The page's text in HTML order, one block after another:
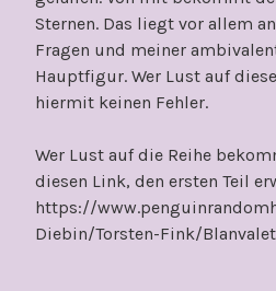
Sternen. Das liegt vor allem
Fragen und meiner
Hauptfigur. Wer Lust auf
hiermit keinen Fehler.
Wer Lust auf die Reihe
diesen Link, den ersten Teil
https://
Diebin/Torsten-Fink/